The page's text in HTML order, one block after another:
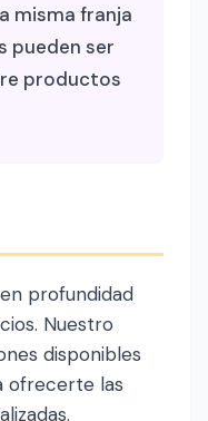
misma franja
pueden ser
productos
profundidad
Nuestro
disponibles
ofrecerte las